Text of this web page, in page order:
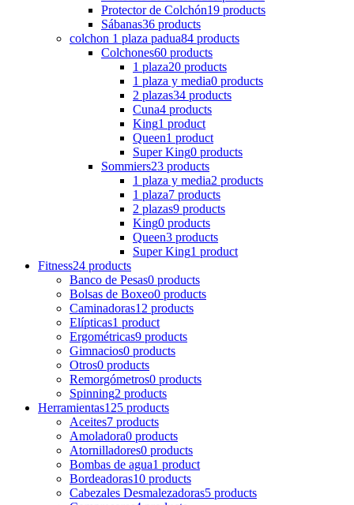
Protector de Colchón19 products
Sábanas36 products
colchon 1 plaza padua84 products
Colchones60 products
1 plaza20 products
1 plaza y media0 products
2 plazas34 products
Cuna4 products
King1 product
Queen1 product
Super King0 products
Sommiers23 products
1 plaza y media2 products
1 plaza7 products
2 plazas9 products
King0 products
Queen3 products
Super King1 product
Fitness24 products
Banco de Pesas0 products
Bolsas de Boxeo0 products
Caminadoras12 products
Elípticas1 product
Ergométricas9 products
Gimnacios0 products
Otros0 products
Remorgómetros0 products
Spinning2 products
Herramientas125 products
Aceites7 products
Amoladora0 products
Atornilladores0 products
Bombas de agua1 product
Bordeadoras10 products
Cabezales Desmalezadoras5 products